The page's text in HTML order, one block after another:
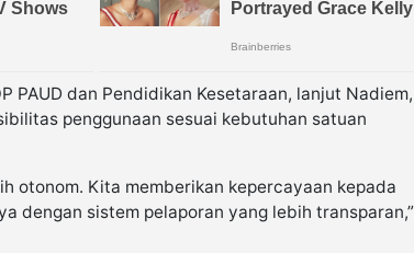
PAUD dan Pendidikan Kesetaraan, lanjut Nadiem,
penggunaan sesuai kebutuhan satuan
otonom. Kita memberikan kepercayaan kepada
dengan sistem pelaporan yang lebih transparan,”